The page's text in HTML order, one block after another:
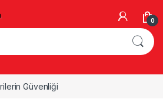
0
Güvenliği